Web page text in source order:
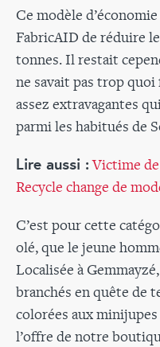
Ce modèle
FabricAID de réduire
tonnes. Il restait
ne savait pas trop
assez extravagantes
parmi les habitués de
Lire aussi : Victime
Recycle change de
C’est pour cette
olé, que le jeune
Localisée à
branchés en quête de
colorées aux
l’offre de notre